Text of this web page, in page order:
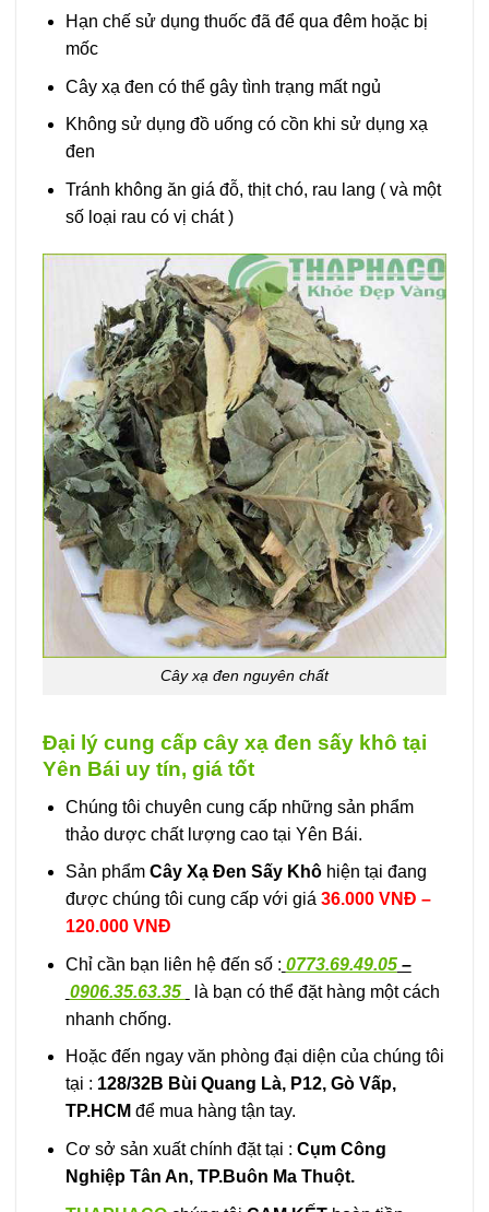
Hạn chế sử dụng thuốc đã để qua đêm hoặc bị
mốc
Cây xạ đen có thể gây tình trạng mất ngủ
Không sử dụng đồ uống có cồn khi sử dụng xạ
đen
Tránh không ăn giá đỗ, thịt chó, rau lang ( và một
số loại rau có vị chát )
Cây xạ đen nguyên chất
Đại lý cung cấp cây xạ đen sấy khô tại
Yên Bái uy tín, giá tốt
Chúng tôi chuyên cung cấp những sản phẩm
thảo dược chất lượng cao tại Yên Bái.
Sản phẩm Cây Xạ Đen Sấy Khôhiện tại đang
được chúng tôi cung cấp với giá 36.000 VNĐ –
120.000 VNĐ
Chỉ cần bạn liên hệ đến số : 0773.69.49.05–
0906.35.63.35
là bạn có thể đặt hàng một cách
nhanh chống.
Hoặc đến ngay văn phòng đại diện của chúng tôi
tại : 128/32B Bùi Quang Là, P12, Gò Vấp,
TP.HCM để mua hàng tận tay.
Cơ sở sản xuất chính đặt tại : Cụm Công
Nghiệp Tân An, TP.Buôn Ma Thuột.